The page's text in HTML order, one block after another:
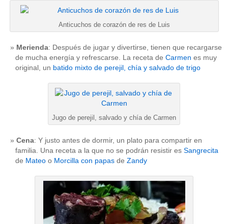
Anticuchos de corazón de res de Luis
Merienda: Después de jugar y divertirse, tienen que recargarse
de mucha energía y refrescarse. La receta de Carmen es muy
original, un batido mixto de perejil, chía y salvado de trigo
Jugo de perejil, salvado y chía de Carmen
Cena: Y justo antes de dormir, un plato para compartir en
familia. Una receta a la que no se podrán resistir es Sangrecita
de Mateo o Morcilla con papas de Zandy